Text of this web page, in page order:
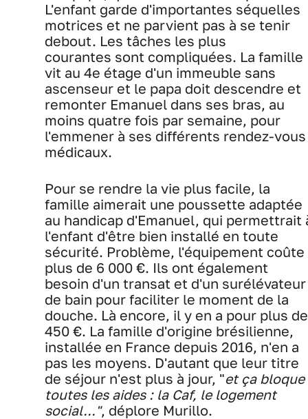
L'enfant garde d'importantes séquelles
motrices et ne parvient pas à se tenir
debout. Les tâches les plus
courantes sont compliquées. La famille
vit au 4e étage d'un immeuble sans
ascenseur et le papa doit descendre et
remonter Emanuel dans ses bras, au
moins quatre fois par semaine, pour
l'emmener à ses différents rendez-vous
médicaux.
Pour se rendre la vie plus facile, la
famille aimerait une poussette adaptée
au handicap d'Emanuel, qui permettrait
l'enfant d'être bien installé en toute
sécurité. Problème, l'équipement coûte
plus de 6 000 €. Ils ont également
besoin d'un transat et d'un surélévateur
de bain pour faciliter le moment de la
douche. Là encore, il y en a pour plus de
450 €. La famille d'origine brésilienne,
installée en France depuis 2016, n'en a
pas les moyens. D'autant que leur titre
de séjour n'est plus à jour, "et ça bloque
toutes les aides : la Caf, le logement
social...", déplore Murillo.